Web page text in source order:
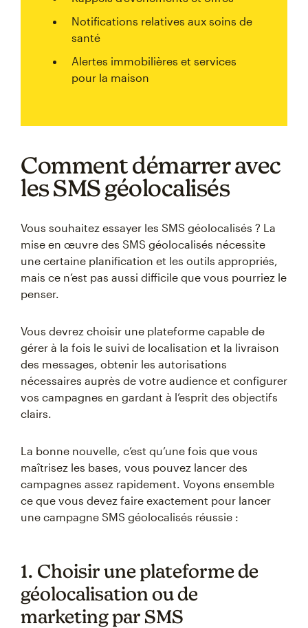
Notifications relatives aux soins de
santé
Alertes immobilières et services
pour la maison
Comment démarrer avec
les SMS géolocalisés
Vous souhaitez essayer les SMS géolocalisés ? La
mise en œuvre des SMS géolocalisés nécessite
une certaine planification et les outils appropriés,
mais ce n’est pas aussi difficile que vous pourriez le
penser.
Vous devrez choisir une plateforme capable de
gérer à la fois le suivi de localisation et la livraison
des messages, obtenir les autorisations
nécessaires auprès de votre audience et configurer
vos campagnes en gardant à l’esprit des objectifs
clairs.
La bonne nouvelle, c’est qu’une fois que vous
maîtrisez les bases, vous pouvez lancer des
campagnes assez rapidement. Voyons ensemble
ce que vous devez faire exactement pour lancer
une campagne SMS géolocalisés réussie :
1. Choisir une plateforme de
géolocalisation ou de
marketing par SMS